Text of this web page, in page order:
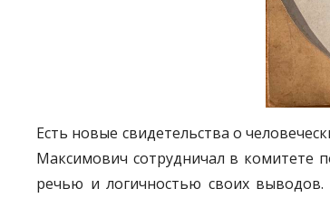
Есть новые свидетельства о
Максимович сотрудничал в комитете
речью и логичностью своих выводов.